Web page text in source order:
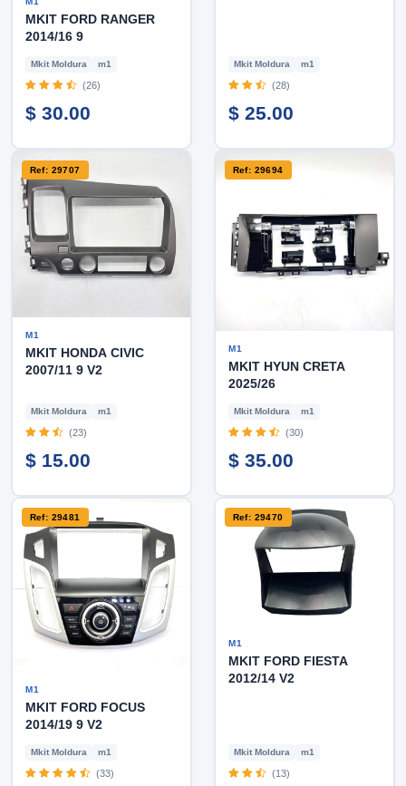
MKIT FORD RANGER
2014/16 9
Mkit Moldura m1
(26)
$ 30.00
Mkit Moldura m1
(28)
$ 25.00
Ref: 29707
M1
MKIT HONDA CIVIC
2007/11 9 V2
Mkit Moldura m1
(23)
$ 15.00
Ref: 29694
M1
MKIT HYUN CRETA
2025/26
Mkit Moldura m1
(30)
$ 35.00
Ref: 29481
M1
MKIT FORD FOCUS
2014/19 9 V2
Mkit Moldura m1
(33)
Ref: 29470
M1
MKIT FORD FIESTA
2012/14 V2
Mkit Moldura m1
(13)